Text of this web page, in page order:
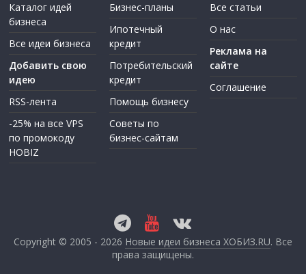
Каталог идей
бизнеса
Все идеи бизнеса
Добавить свою
идею
RSS-лента
-25% на все VPS
по промокоду
HOBIZ
Бизнес-планы
Ипотечный
кредит
Потребительский
кредит
Помощь бизнесу
Советы по
бизнес-сайтам
Все статьи
О нас
Реклама на
сайте
Соглашение
Copyright © 2005 - 2026 Новые идеи бизнеса ХОБИЗ.RU. Все
права защищены.